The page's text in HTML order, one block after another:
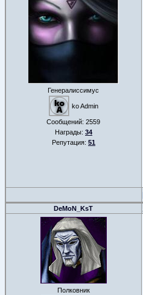
Генералиссимус
ko Admin
Сообщений:2559
Награды: 34
Репутация: 51
DeMoN_KsT
Полковник